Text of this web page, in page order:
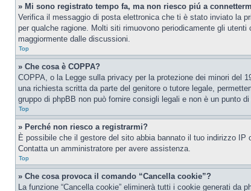
» Mi sono registrato tempo fa, ma non riesco piú a
Verifica il messaggio di posta elettronica che ti è stato inviato la
per qualche ragione. Molti siti rimuovono periodicamente gli
maggiormente dalle discussioni.
Top
» Che cosa è COPPA?
COPPA, o la Legge sulla privacy per la protezione dei minori del
una richiesta scritta da parte del genitore o tutore legale,
gruppo di phpBB non può fornire consigli legali e non è un punto
Top
» Perché non riesco a registrarmi?
È possibile che il gestore del sito abbia bannato il tuo indirizzo
Contatta un amministratore per avere assistenza.
Top
» Che cosa provoca il comando “Cancella cookie”?
La funzione “Cancella cookie” eliminerà tutti i cookie generati